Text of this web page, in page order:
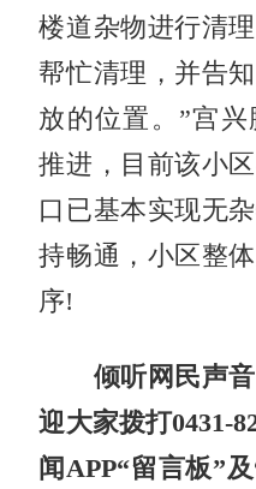
楼道杂物进行清
帮忙清理，并告
放的位置。”宫
推进，目前该小
口已基本实现无
持畅通，小区整
序!
倾听网民声音
迎大家拨打0431-
闻APP“留言板”